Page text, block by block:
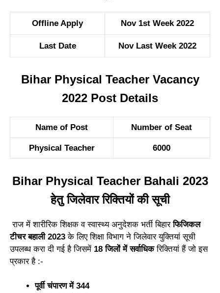
Offline Apply Nov 1st Week 2022
Last Date Nov Last Week 2022
Bihar Physical Teacher Vacancy
2022 Post Details
Name of Post Number of Seat
Physical Teacher 6000
Bihar Physical Teacher Bahali 2023
हेतु जिलेवार रिक्तियों की सूची
राज में शारीरिक शिक्षक व स्वास्थ्य अनुदेशक भर्ती बिहारफिजिकल
टीचर बहाली 2023 के लिए शिक्षा विभाग ने जिलेवार युक्तियां सूची
उपलब्ध करा दी गई है जिसमें 18 जिलों में सर्वाधिकरिक्तियां हैं जो इस
प्रकार है :-
पूर्वी चंपारण में 344